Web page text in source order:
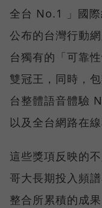
全台 No.1 」國
公布的台灣行動
台獨有的「可靠
雙冠王，同時，
台整體語音體驗
以及全台網路在
這些獎項反映的
哥大長期投入頻
整合所累積的成